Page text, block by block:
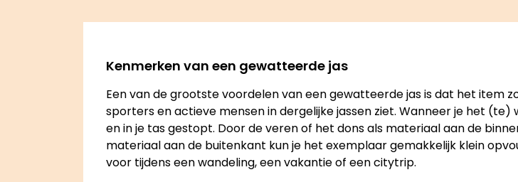
Kenmerken van een gewatteerde jas
Een van de grootste voordelen van een gewatteerde jas is dat het item
sporters en actieve mensen in dergelijke jassen ziet. Wanneer je het
en in je tas gestopt. Door de veren of het dons als materiaal aan de
materiaal aan de buitenkant kun je het exemplaar gemakkelijk klein
voor tijdens een wandeling, een vakantie of een citytrip.